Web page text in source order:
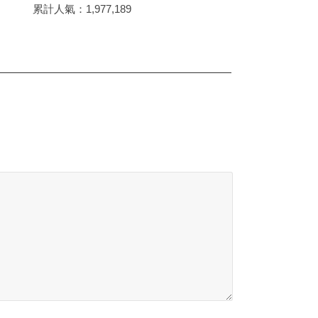
累計人氣： 1,977,189